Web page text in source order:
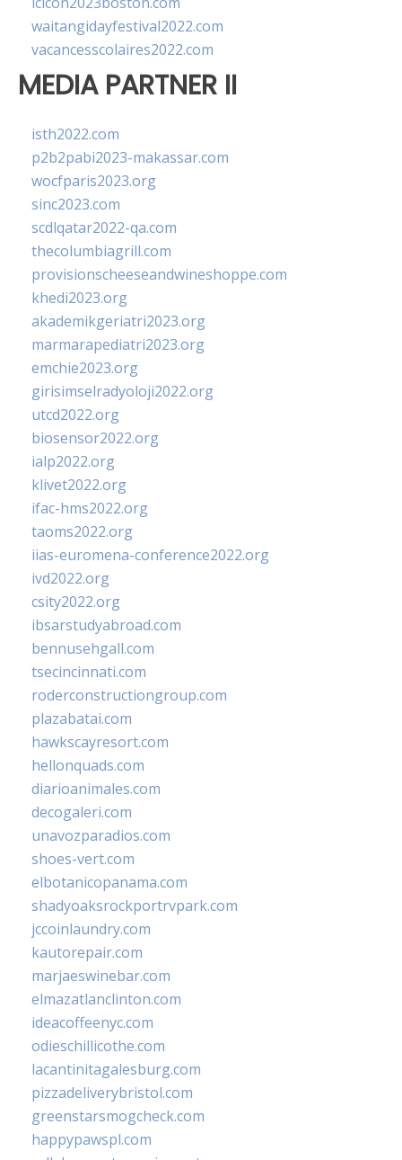
waitangidayfestival2022.com
vacancesscolaires2022.com
MEDIA PARTNER II
isth2022.com
p2b2pabi2023-makassar.com
wocfparis2023.org
sinc2023.com
scdlqatar2022-qa.com
thecolumbiagrill.com
provisionscheeseandwineshoppe.com
khedi2023.org
akademikgeriatri2023.org
marmarapediatri2023.org
emchie2023.org
girisimselradyoloji2022.org
utcd2022.org
biosensor2022.org
ialp2022.org
klivet2022.org
ifac-hms2022.org
taoms2022.org
iias-euromena-conference2022.org
ivd2022.org
csity2022.org
ibsarstudyabroad.com
bennusehgall.com
tsecincinnati.com
roderconstructiongroup.com
plazabatai.com
hawkscayresort.com
hellonquads.com
diarioanimales.com
decogaleri.com
unavozparadios.com
shoes-vert.com
elbotanicopanama.com
shadyoaksrockportrvpark.com
jccoinlaundry.com
kautorepair.com
marjaeswinebar.com
elmazatlanclinton.com
ideacoffeenyc.com
odieschillicothe.com
lacantinitagalesburg.com
pizzadeliverybristol.com
greenstarsmogcheck.com
happypawspl.com